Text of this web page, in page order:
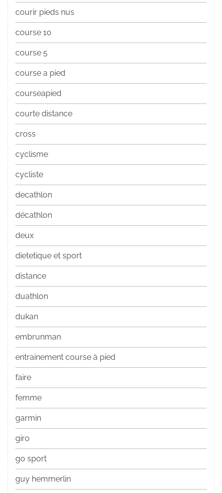
courir pieds nus
course 10
course 5
course a pied
courseapied
courte distance
cross
cyclisme
cycliste
decathlon
décathlon
deux
dietetique et sport
distance
duathlon
dukan
embrunman
entrainement course à pied
faire
femme
garmin
giro
go sport
guy hemmerlin